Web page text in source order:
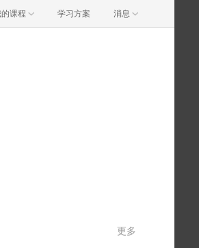
课程 学习方案 消息
更多